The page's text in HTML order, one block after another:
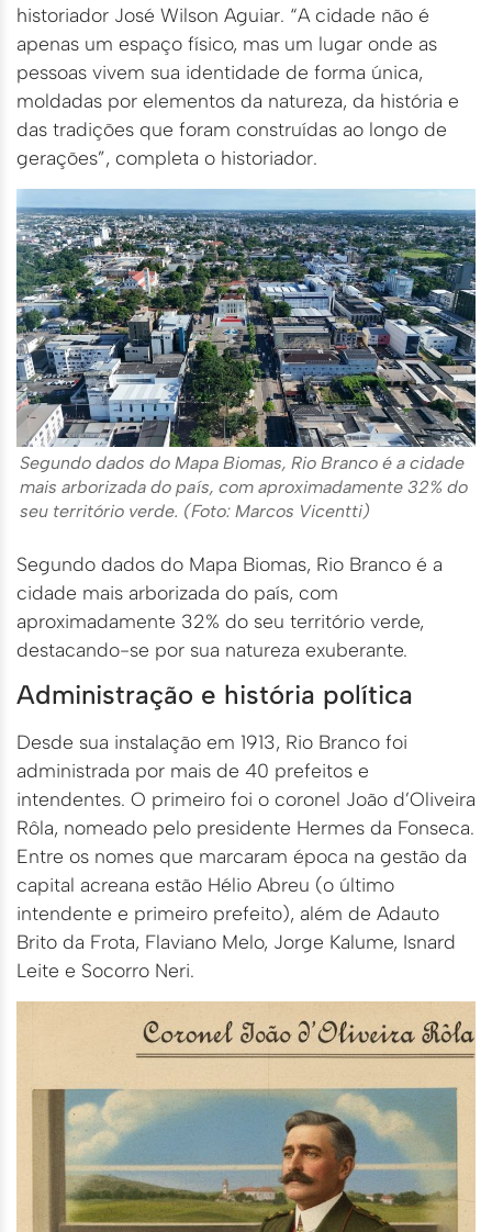
historiador José Wilson Aguiar. “A cidade não é
apenas um espaço físico, mas um lugar onde as
pessoas vivem sua identidade de forma única,
moldadas por elementos da natureza, da história e
das tradições que foram construídas ao longo de
gerações”, completa o historiador.
Segundo dados do Mapa Biomas, Rio Branco é a cidade
mais arborizada do país, com aproximadamente 32% do
seu território verde. (Foto: Marcos Vicentti)
Segundo dados do Mapa Biomas, Rio Branco é a
cidade mais arborizada do país, com
aproximadamente 32% do seu território verde,
destacando-se por sua natureza exuberante.
Administração e história política
Desde sua instalação em 1913, Rio Branco foi
administrada por mais de 40 prefeitos e
intendentes. O primeiro foi o coronel João d’Oliveira
Rôla, nomeado pelo presidente Hermes da Fonseca.
Entre os nomes que marcaram época na gestão da
capital acreana estão Hélio Abreu (o último
intendente e primeiro prefeito), além de Adauto
Brito da Frota, Flaviano Melo, Jorge Kalume, Isnard
Leite e Socorro Neri.